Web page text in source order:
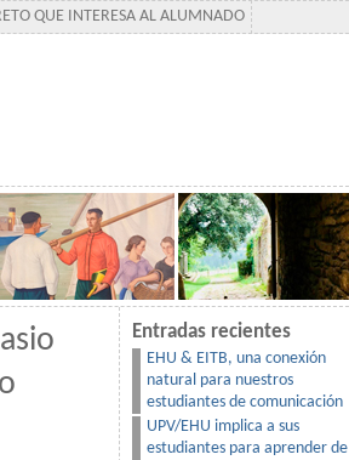
QUE INTERESA AL ALUMNADO
Entradas recientes
EHU & EITB, una conexión
natural para nuestros
estudiantes de comunicación
UPV/EHU implica a sus
estudiantes para aprender de